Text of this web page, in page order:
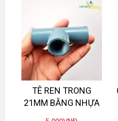
TÊ REN TRONG
21MM BẰNG NHỰA